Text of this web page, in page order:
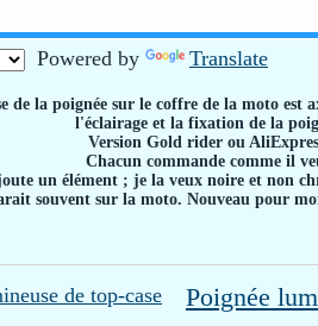
Powered by Translate
de la poignée sur le coffre de la moto est
l'éclairage et la fixation de la
Version Gold rider ou
Chacun commande comme il
un élément ; je la veux noire et non
souvent sur la moto. Nouveau pour
Poignée